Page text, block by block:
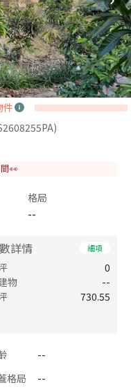
件
👀
格局
--
詳情 細項
0
物
--
730.55
--
格局
--